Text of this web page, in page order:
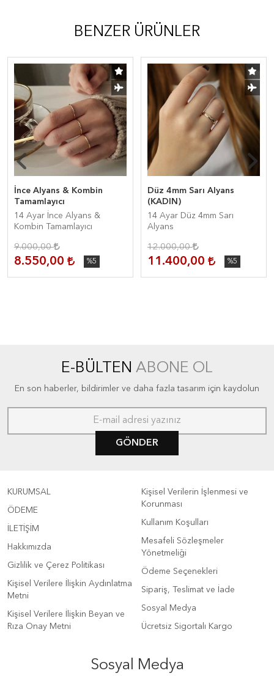
BENZER ÜRÜNLER
İnce Alyans & Kombin
Tamamlayıcı
14 Ayar İnce Alyans &
Kombin Tamamlayıcı
9.000,00
8.550,00 %5
Düz 4mm Sarı Alyans
(KADIN)
14 Ayar Düz 4mm Sarı
Alyans
12.000,00
11.400,00 %5
E-BÜLTEN ABONE OL
En son haberler, bildirimler ve daha fazla tasarım için kaydolun
GÖNDER
KURUMSAL
ÖDEME
İLETİŞİM
Hakkımızda
Gizlilik ve Çerez Politikası
Kişisel Verilere İlişkin Aydınlatma
Metni
Kişisel Verilere İlişkin Beyan ve
Rıza Onay Metni
Kişisel Verilerin İşlenmesi ve
Korunması
Kullanım Koşulları
Mesafeli Sözleşmeler
Yönetmeliği
Ödeme Seçenekleri
Sipariş, Teslimat ve İade
Sosyal Medya
Ücretsiz Sigortalı Kargo
Sosyal Medya